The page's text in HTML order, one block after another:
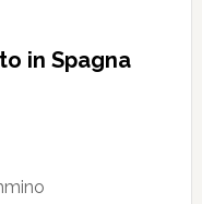
in Spagna